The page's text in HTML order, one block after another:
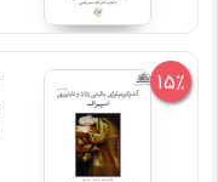
15%